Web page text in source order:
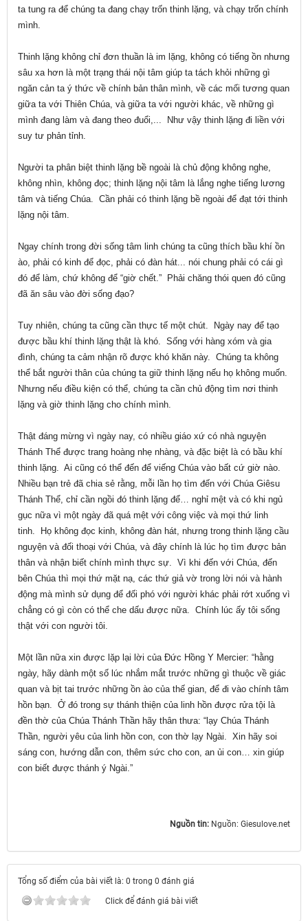
ta tung ra để chúng ta đang chạy trốn thinh lặng, và chạy trốn chính
mình.
Thinh lặng không chỉ đơn thuần là im lặng, không có tiếng ồn nhưng
sâu xa hơn là một trạng thái nội tâm giúp ta tách khỏi những gì
ngăn cản ta ý thức về chính bản thân mình, về các mối tương quan
giữa ta với Thiên Chúa, và giữa ta với người khác, về những gì
mình đang làm và đang theo đuổi,... Như vậy thinh lặng đi liền với
suy tư phản tỉnh.
Người ta phân biệt thinh lặng bề ngoài là chủ động không nghe,
không nhìn, không đọc; thinh lặng nội tâm là lắng nghe tiếng lương
tâm và tiếng Chúa. Cần phải có thinh lặng bề ngoài để đạt tới thinh
lặng nội tâm.
Ngay chính trong đời sống tâm linh chúng ta cũng thích bầu khí ồn
ào, phải có kinh để đọc, phải có đàn hát... nói chung phải có cái gì
đó để làm, chứ không để “giờ chết.” Phải chăng thói quen đó cũng
đã ăn sâu vào đời sống đạo?
Tuy nhiên, chúng ta cũng cần thực tế một chút. Ngày nay để tạo
được bầu khí thinh lặng thật là khó. Sống với hàng xóm và gia
đình, chúng ta cảm nhận rõ được khó khăn này. Chúng ta không
thể bắt người thân của chúng ta giữ thinh lặng nếu họ không muốn.
Nhưng nếu điều kiện có thể, chúng ta cần chủ động tìm nơi thinh
lặng và giờ thinh lặng cho chính mình.
Thật đáng mừng vì ngày nay, có nhiều giáo xứ có nhà nguyện
Thánh Thể được trang hoàng nhẹ nhàng, và đặc biệt là có bầu khí
thinh lặng. Ai cũng có thể đến để viếng Chúa vào bất cứ giờ nào.
Nhiều bạn trẻ đã chia sẻ rằng, mỗi lần họ tìm đến với Chúa Giêsu
Thánh Thể, chỉ cần ngồi đó thinh lặng để… nghỉ mệt và có khi ngủ
gục nữa vì một ngày đã quá mệt với công việc và mọi thứ linh
tinh. Họ không đọc kinh, không đàn hát, nhưng trong thinh lặng cầu
nguyện và đối thoại với Chúa, và đây chính là lúc họ tìm được bản
thân và nhận biết chính mình thực sự. Vì khi đến với Chúa, đến
bên Chúa thì mọi thứ mặt nạ, các thứ giả vờ trong lời nói và hành
động mà mình sử dụng để đối phó với người khác phải rớt xuống vì
chẳng có gì còn có thể che dấu được nữa. Chính lúc ấy tôi sống
thật với con người tôi.
Một lần nữa xin được lặp lại lời của Đức Hồng Y Mercier: “hằng
ngày, hãy dành một số lúc nhắm mắt trước những gì thuộc về giác
quan và bịt tai trước những ồn ào của thế gian, để đi vào chính tâm
hồn bạn. Ở đó trong sự thánh thiện của linh hồn được rửa tội là
đền thờ của Chúa Thánh Thần hãy thân thưa: “lạy Chúa Thánh
Thần, người yêu của linh hồn con, con thờ lạy Ngài. Xin hãy soi
sáng con, hướng dẫn con, thêm sức cho con, an ủi con… xin giúp
con biết được thánh ý Ngài.”
Nguồn tin: Nguồn: Giesulove.net
Tổng số điểm của bài viết là: 0 trong 0 đánh giá
Click để đánh giá bài viết